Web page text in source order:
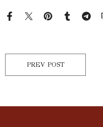
PREV POST